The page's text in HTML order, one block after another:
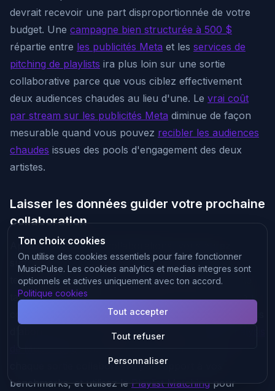
devrait recevoir une part disproportionnée de votre
budget. Une campagne bien structurée à 500 $
répartie entre les publicités Meta et les services de
pitching de playlists ira plus loin sur une sortie
collaborative parce que vous ciblez effectivement
deux audiences chaudes au lieu d'une. Le vrai coût
par stream sur les publicités Meta diminue de façon
mesurable quand vous pouvez recibler les audiences
chaudes issues des pools d'engagement des deux
artistes.
Laisser les données guider votre prochaine
collaboration
Après deux ou trois collaborations, vous aurez
suffisamment de données pour identifier des
tendances. L'audience de quel collaborateur avait le
taux de sauvegarde le plus élevé sur votre morceau
commun ? Quelle adjacence de genre a généré le plus
d'abonnés vers votre profil ? Utilisez le
chaque sortie collaborative par rapport à vos
benchmarks, et utilisez lePlaylist Matchingpour
Ton choix cookies
On utilise des cookies essentiels pour faire fonctionner
MusicPulse. Les cookies analytics et medias integres sont
optionnels et actives uniquement avec ton accord.
Politique cookies
Personnaliser
Tout refuser
Tout accepter